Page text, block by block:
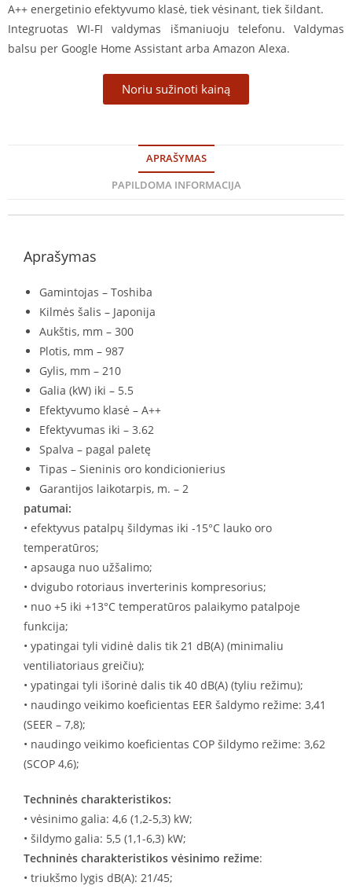
A++ energetinio efektyvumo klasė, tiek vėsinant, tiek šildant.
Integruotas WI-FI valdymas išmaniuoju telefonu. Valdymas
balsu per Google Home Assistant arba Amazon Alexa.
Noriu sužinoti kainą
APRAŠYMAS
PAPILDOMA INFORMACIJA
Aprašymas
Gamintojas – Toshiba
Kilmės šalis – Japonija
Aukštis, mm – 300
Plotis, mm – 987
Gylis, mm – 210
Galia (kW) iki – 5.5
Efektyvumo klasė – A++
Efektyvumas iki – 3.62
Spalva – pagal paletę
Tipas – Sieninis oro kondicionierius
Garantijos laikotarpis, m. – 2
patumai:
• efektyvus patalpų šildymas iki -15°C lauko oro
temperatūros;
• apsauga nuo užšalimo;
• dvigubo rotoriaus inverterinis kompresorius;
• nuo +5 iki +13°C temperatūros palaikymo patalpoje
funkcija;
• ypatingai tyli vidinė dalis tik 21 dB(A) (minimaliu
ventiliatoriaus greičiu);
• ypatingai tyli išorinė dalis tik 40 dB(A) (tyliu režimu);
• naudingo veikimo koeficientas EER šaldymo režime: 3,41
(SEER – 7,8);
• naudingo veikimo koeficientas COP šildymo režime: 3,62
(SCOP 4,6);
Techninės charakteristikos:
• vėsinimo galia: 4,6 (1,2-5,3) kW;
• šildymo galia: 5,5 (1,1-6,3) kW;
Techninės charakteristikos vėsinimo režime:
• triukšmo lygis dB(A): 21/45;